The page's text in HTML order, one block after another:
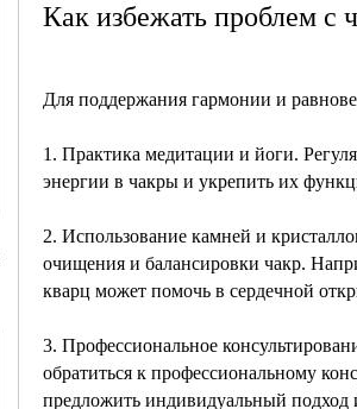
Как избежать проблем с
Для поддержания гармонии и
1. Практика медитации и йоги.
энергии в чакры и укрепить их
2. Использование камней и
очищения и балансировки чакр.
кварц может помочь в сердечной
3. Профессиональное
обратиться к профессиональному
предложить индивидуальный